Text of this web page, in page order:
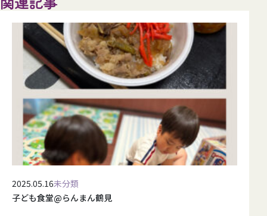
2025.05.16未分類
子ども食堂@らんまん鶴見